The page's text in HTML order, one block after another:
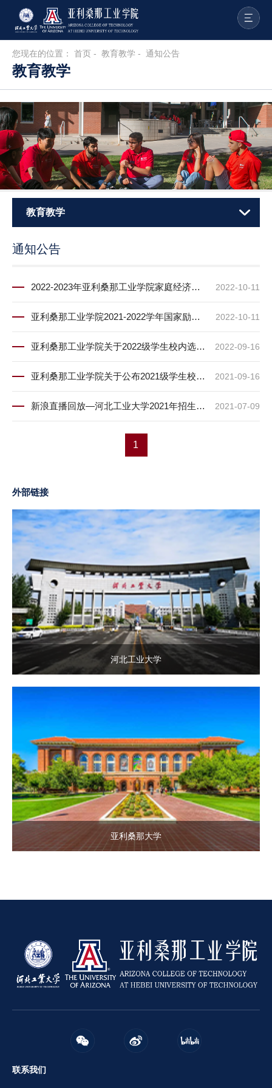
您现在的位置： 首页 - 教育教学 - 通知公告
教育教学
教育教学
通知公告
2022-10-11
2022-2023年亚利桑那工业学院家庭经济困难学生补充认定公示
2022-10-11
亚利桑那工业学院2021-2022学年国家励志奖学金以及2022-2023学年国家助学金名单公示
2022-09-16
亚利桑那工业学院关于2022级学生校内选拔结果的公示
2021-09-16
亚利桑那工业学院关于公布2021级学生校内选拔初审结果的通知
2021-07-09
新浪直播回放—河北工业大学2021年招生政策、中外合作办学项目全面解读
1
外部链接
河北工业大学
亚利桑那大学
联系我们